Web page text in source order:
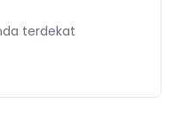
terdekat